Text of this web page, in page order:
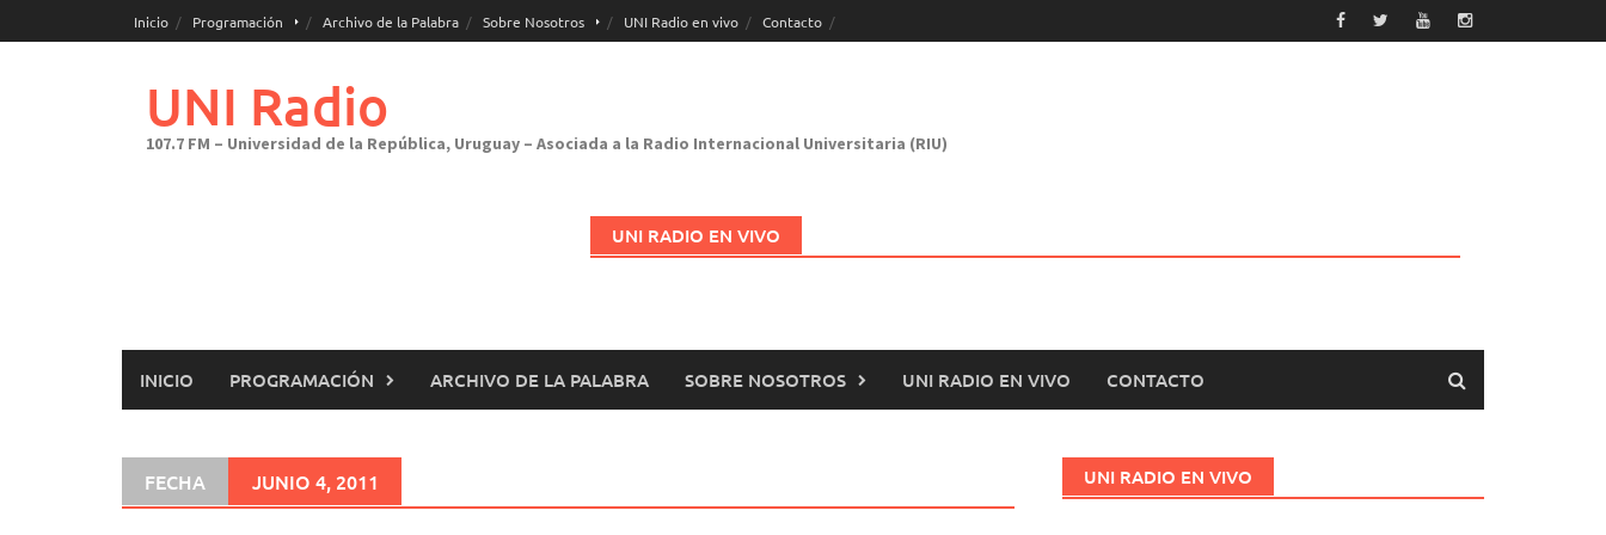
al
Inicio Programación Archivo de la Palabra Sobre Nosotros UNI Radio en vivo Contacto
UNI Radio
107.7 FM – Universidad de la República, Uruguay – Asociada a la Radio Internacional Universitaria (RIU)
UNI RADIO EN VIVO
INICIO PROGRAMACIÓN ARCHIVO DE LA PALABRA SOBRE NOSOTROS UNI RADIO EN VIVO CONTACTO
FECHA JUNIO 4, 2011 UNI RADIO EN VIVO